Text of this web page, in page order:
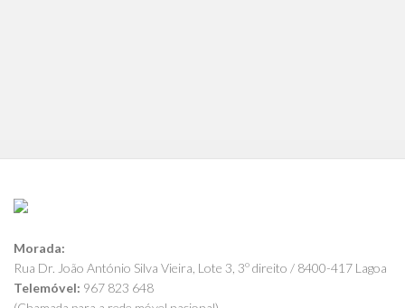
Morada:
Rua Dr. João António Silva Vieira, Lote 3, 3º direito / 8400-417 Lagoa
Telemóvel: 967 823 648